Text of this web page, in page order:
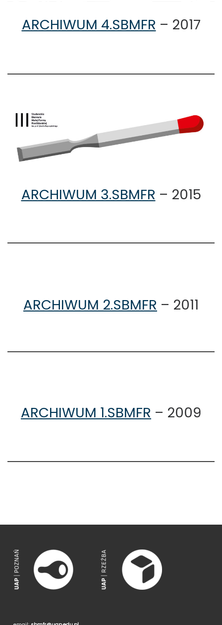
ARCHIWUM 4.SBMFR – 2017
ARCHIWUM 3.SBMFR – 2015
ARCHIWUM 2.SBMFR – 2011
ARCHIWUM 1.SBMFR – 2009